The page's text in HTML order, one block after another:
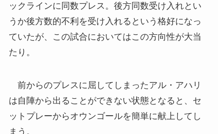
ックラインに同数プレス。後方同数受け入れとい
うか後方数的不利を受け入れるという格好になっ
ていたが、この試合においてはこの方向性が大当
たり。
前からのプレスに屈してしまったアル・アハリ
は自陣から出ることができない状態となると、セ
ットプレーからオウンゴールを簡単に献上してし
まう。